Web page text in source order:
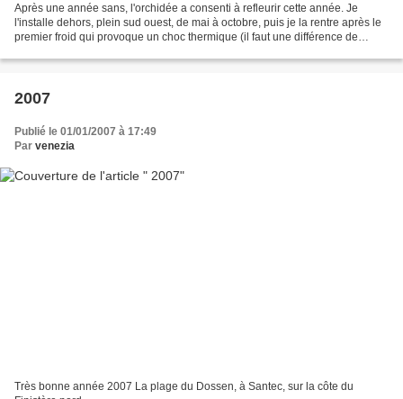
Après une année sans, l'orchidée a consenti à refleurir cette année. Je
l'installe dehors, plein sud ouest, de mai à octobre, puis je la rentre après le
premier froid qui provoque un choc thermique (il faut une différence de
2007
Publié le 01/01/2007 à 17:49
Par venezia
Très bonne année 2007 La plage du Dossen, à Santec, sur la côte du